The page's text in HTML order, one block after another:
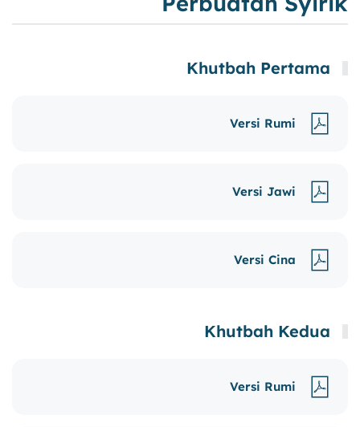
Versi Rumi
Versi Jawi
Versi Cina
Versi Rumi